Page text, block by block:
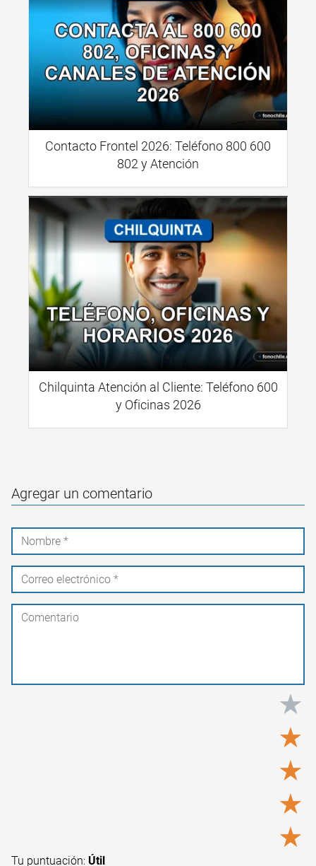
Contacto Frontel 2026: Teléfono 800 600
802 y Atención
Chilquinta Atención al Cliente: Teléfono 600
y Oficinas 2026
Agregar un comentario
★
★
★
★
★
Tu puntuación: Útil